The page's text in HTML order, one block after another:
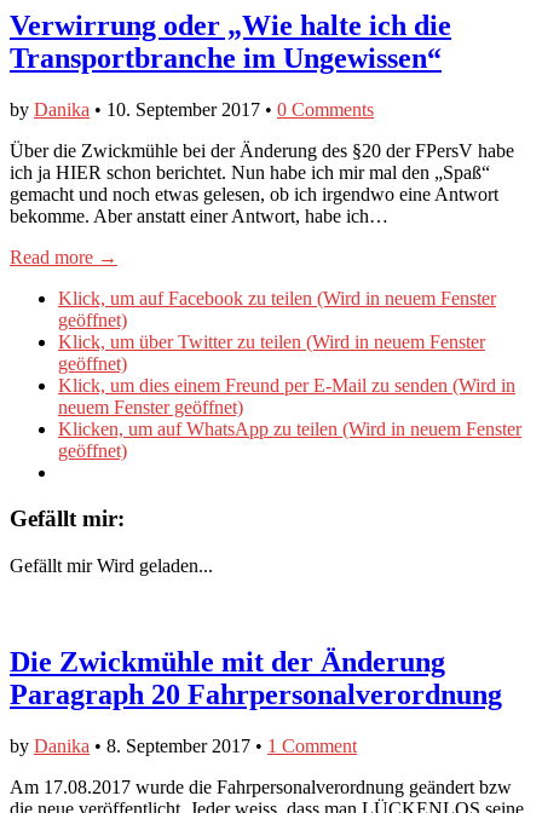
Verwirrung oder „Wie halte ich die
Transportbranche im Ungewissen“
by Danika • 10. September 2017 • 0 Comments
Über die Zwickmühle bei der Änderung des §20 der FPersV habe
ich ja HIER schon berichtet. Nun habe ich mir mal den „Spaß“
gemacht und noch etwas gelesen, ob ich irgendwo eine Antwort
bekomme. Aber anstatt einer Antwort, habe ich…
Read more →
Klick, um auf Facebook zu teilen (Wird in neuem Fenster
geöffnet)
Klick, um über Twitter zu teilen (Wird in neuem Fenster
geöffnet)
Klick, um dies einem Freund per E-Mail zu senden (Wird in
neuem Fenster geöffnet)
Klicken, um auf WhatsApp zu teilen (Wird in neuem Fenster
geöffnet)
Gefällt mir:
Gefällt mir Wird geladen...
Die Zwickmühle mit der Änderung
Paragraph 20 Fahrpersonalverordnung
by Danika • 8. September 2017 • 1 Comment
Am 17.08.2017 wurde die Fahrpersonalverordnung geändert bzw
die neue veröffentlicht. Jeder weiss, dass man LÜCKENLOS seine